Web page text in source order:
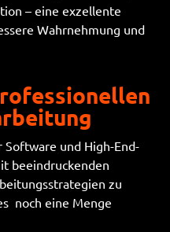
– eine exzellente
Wahrnehmung und
und High-End-
beeindruckenden
zu
noch eine Menge